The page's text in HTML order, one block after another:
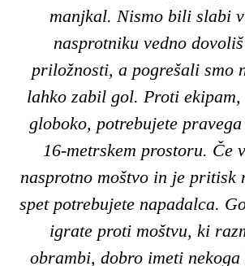
manjkal. Nismo bili slabi
nasprotniku vedno
priložnosti, a pogrešali smo
lahko zabil gol. Proti
globoko, potrebujete
16-metrskem prostoru. Če
nasprotno moštvo in je pritisk
spet potrebujete napadalca.
igrate proti moštvu, ki
obrambi, dobro imeti